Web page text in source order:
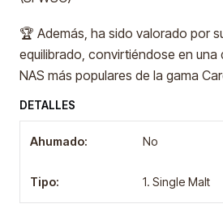
🏆 Además, ha sido valorado por
equilibrado, convirtiéndose en una
NAS más populares de la gama
DETALLES
Ahumado: No
Tipo: 1. Single Malt